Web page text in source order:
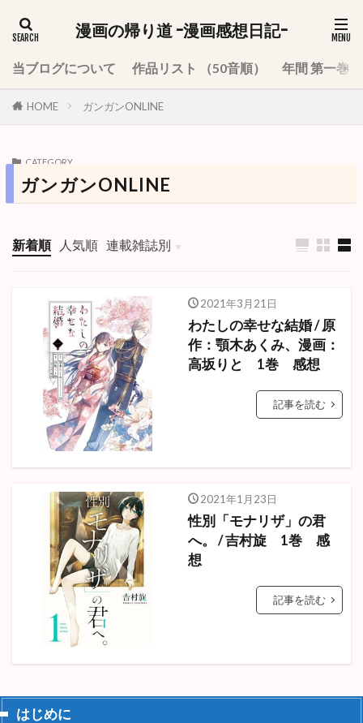
漫画の帰り道 -漫画感想日記-
当ブログについて 作品リスト （50音順） 年間 第一巻
HOME ガンガンONLINE
CATEGORY
ガンガンONLINE
新着順 人気順 連載雑誌別
週刊少年ジャンプ
少年ジャンプ＋
週刊少年サンデー
週刊少年マガジン
週刊少年チャンピオン
週刊ヤングジャンプ
月刊少年ガンガン
モーニング
ハルタ
別冊少年マガジン
月刊アフタヌーン
2021年3月21日
わたしの幸せな結婚 / 原
作：顎木あくみ、漫画：
高坂りと 1巻 感想
記事を読む
2021年1月23日
性別「モナリザ」の君
へ。 / 吉村旋 1巻 感
想
記事を読む
はじめに